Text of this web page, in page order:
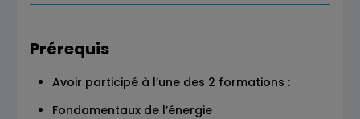
Prérequis
Avoir participé à l’une des 2 formations :
Fondamentaux de l’énergie